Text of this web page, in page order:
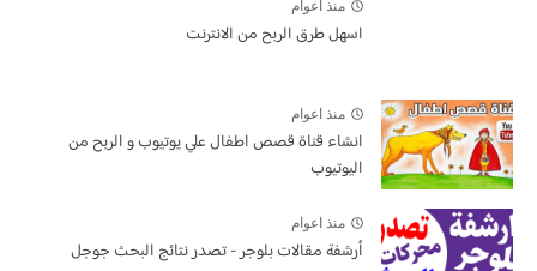
منذ اعوام
اسهل طرق الربح من الانترنت
منذ اعوام
انشاء قناة قصص اطفال علي يوتيوب و الربح من
اليوتيوب
منذ اعوام
أرشفة مقالات بلوجر - تصدر نتائج البحث جوجل